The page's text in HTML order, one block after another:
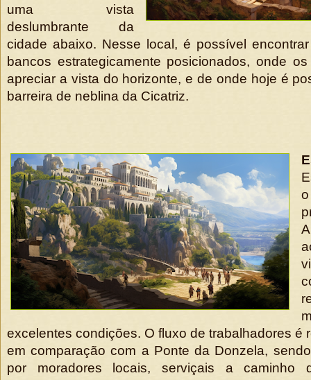
uma vista
deslumbrante da
cidade abaixo. Nesse local, é possível
bancos estrategicamente posicionados, onde
apreciar a vista do horizonte, e de onde hoje é
barreira de neblina da Cicatriz.
excelentes condições. O fluxo de trabalhadores é
em comparação com a Ponte da Donzela,
por moradores locais, serviçais a caminho